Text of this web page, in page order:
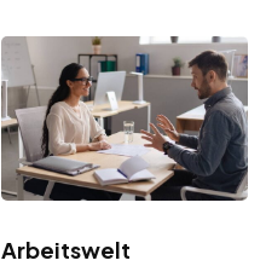
Arbeitswelt